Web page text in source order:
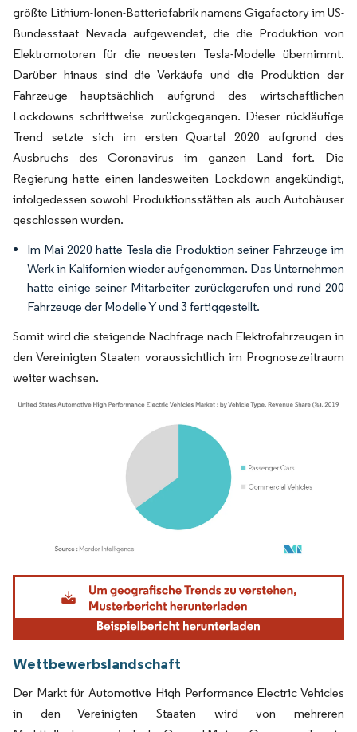
größte Lithium-Ionen-Batteriefabrik namens Gigafactory im US-
Bundesstaat Nevada aufgewendet, die die Produktion von
Elektromotoren für die neuesten Tesla-Modelle übernimmt.
Darüber hinaus sind die Verkäufe und die Produktion der
Fahrzeuge hauptsächlich aufgrund des wirtschaftlichen
Lockdowns schrittweise zurückgegangen. Dieser rückläufige
Trend setzte sich im ersten Quartal 2020 aufgrund des
Ausbruchs des Coronavirus im ganzen Land fort. Die
Regierung hatte einen landesweiten Lockdown angekündigt,
infolgedessen sowohl Produktionsstätten als auch Autohäuser
geschlossen wurden.
Im Mai 2020 hatte Tesla die Produktion seiner Fahrzeuge im
Werk in Kalifornien wieder aufgenommen. Das Unternehmen
hatte einige seiner Mitarbeiter zurückgerufen und rund 200
Fahrzeuge der Modelle Y und 3 fertiggestellt.
Somit wird die steigende Nachfrage nach Elektrofahrzeugen in
den Vereinigten Staaten voraussichtlich im Prognosezeitraum
weiter wachsen.
Bild © Mordor Intelligence. Wiederverwendung erfordert Namensnennung gemäß
Wettbewerbslandschaft
Der Markt für Automotive High Performance Electric Vehicles
in den Vereinigten Staaten wird von mehreren